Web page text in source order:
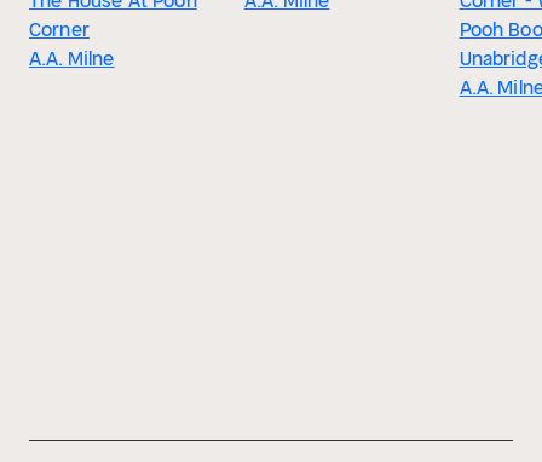
Corner
A.A. Milne
Pooh
A.A.